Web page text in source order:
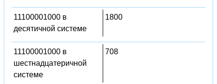
11100001000 в
десятичной системе
1800
11100001000 в
шестнадцатеричной
системе
708